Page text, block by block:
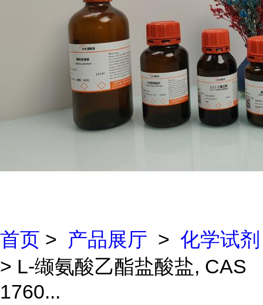
首页 > 产品展厅 > 化学试剂
> L-缬氨酸乙酯盐酸盐, CAS
1760...